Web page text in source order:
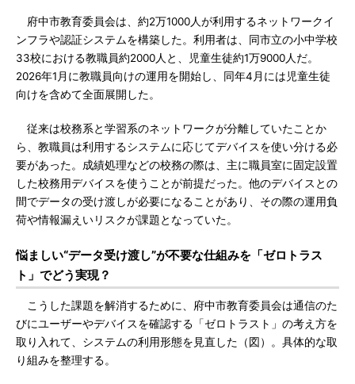
府中市教育委員会は、約2万1000人が利用するネットワークイ
ンフラや認証システムを構築した。利用者は、同市立の小中学校
33校における教職員約2000人と、児童生徒約1万9000人だ。
2026年1月に教職員向けの運用を開始し、同年4月には児童生徒
向けを含めて全面展開した。
従来は校務系と学習系のネットワークが分離していたことか
ら、教職員は利用するシステムに応じてデバイスを使い分ける必
要があった。成績処理などの校務の際は、主に職員室に固定設置
した校務用デバイスを使うことが前提だった。他のデバイスとの
間でデータの受け渡しが必要になることがあり、その際の運用負
荷や情報漏えいリスクが課題となっていた。
悩ましい“データ受け渡し”が不要な仕組みを「ゼロトラス
ト」でどう実現？
こうした課題を解消するために、府中市教育委員会は通信のた
びにユーザーやデバイスを確認する「ゼロトラスト」の考え方を
取り入れて、システムの利用形態を見直した（図）。具体的な取
り組みを整理する。